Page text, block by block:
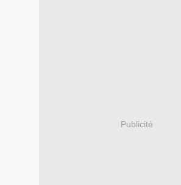
Publicité